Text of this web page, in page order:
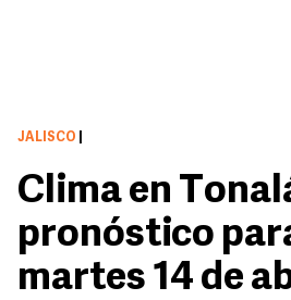
JALISCO
Clima en
pronóstico
martes 14 de